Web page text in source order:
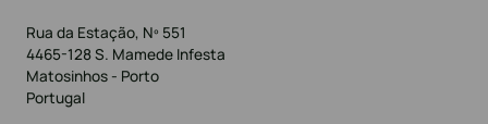
Rua da Estação, Nº 551
4465-128 S. Mamede Infesta
Matosinhos - Porto
Portugal